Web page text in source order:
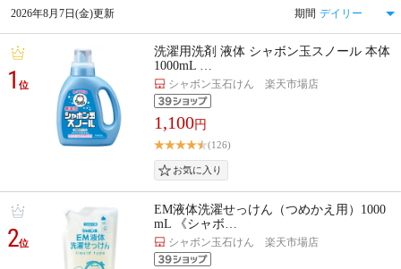
2026年8月7日(金)更新 期間
1位
洗濯用洗剤 液体 シャボン玉スノール 本体
1000mL …
シャボン玉石けん 楽天市場店
1,100円
(126)
2位
EM液体洗濯せっけん（つめかえ用）1000
mL 《シャボ…
シャボン玉石けん 楽天市場店